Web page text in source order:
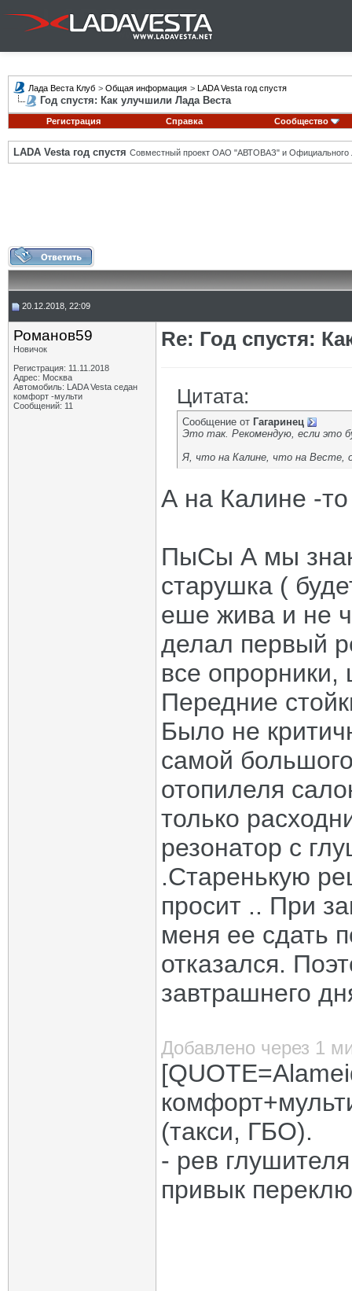
Лада Веста Клуб > Общая информация > LADA Vesta год спустя
Год спустя: Как улучшили Лада Веста
Регистрация Справка Сообщество
LADA Vesta год спустя Совместный проект ОАО "АВТОВАЗ" и Официального
20.12.2018, 22:09
Романов59
Новичок
Регистрация: 11.11.2018
Адрес: Москва
Автомобиль: LADA Vesta седан
комфорт -мульти
Сообщений: 11
Re: Год спустя:
Цитата:
Сообщение от Гагаринец
Это так. Рекомендую, если это
Я, что на Калине, что на Весте,
А на Калине -
ПыСы А мы
старушка (
еше жива и не
делал первый
все опрорники,
Передние
Было не
самой
отопилеля
только
резонатор с
.Старенькую
просит .. При
меня ее сдать
отказался.
завтрашнего
Добавлено через 1
(такси, ГБО).
- рев
привык